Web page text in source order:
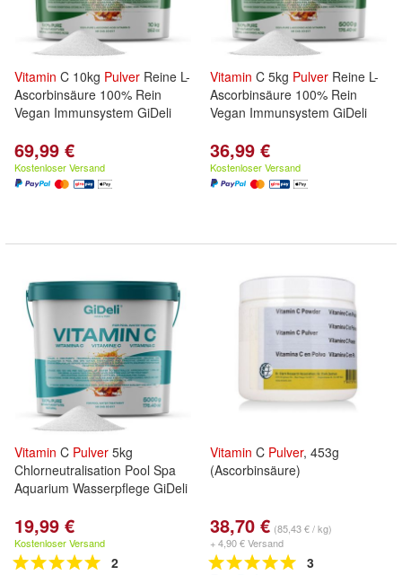
Vitamin C 10kg Pulver Reine L-
Ascorbinsäure 100% Rein
Vegan Immunsystem GiDeli
69,99 €
Kostenloser Versand
Vitamin C 5kg Pulver Reine L-
Ascorbinsäure 100% Rein
Vegan Immunsystem GiDeli
36,99 €
Kostenloser Versand
Vitamin C Pulver 5kg
Chlorneutralisation Pool Spa
Aquarium Wasserpflege GiDeli
19,99 €
Kostenloser Versand
2
Vitamin C Pulver, 453g
(Ascorbinsäure)
38,70 € (85,43 € / kg)
+ 4,90 € Versand
3